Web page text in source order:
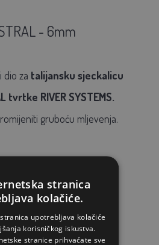
- 6mm
dio za talijansku sjeckalicu
tvrtke RIVER SYSTEMS.
gruboću mljevenja.
ARTIKLI
stranica
kolačiće.
upotrebljava kolačiće
korisničkog iskustva.
stranice prihvaćate sve